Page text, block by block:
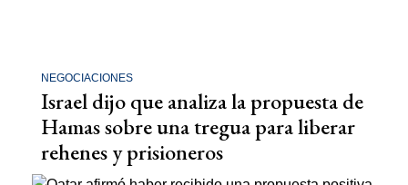
NEGOCIACIONES
Israel dijo que analiza la propuesta de
Hamas sobre una tregua para liberar
rehenes y prisioneros